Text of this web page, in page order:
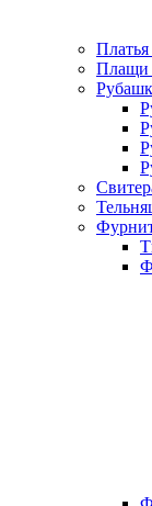
Платья
Плащи